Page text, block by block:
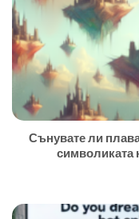
Сънувате ли
символиката